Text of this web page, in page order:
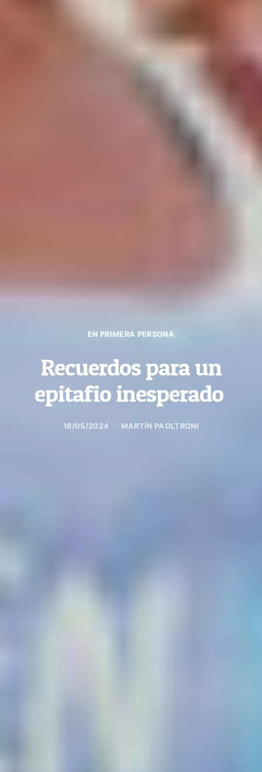
EN PRIMERA PERSONA
Recuerdos para un
epitafio inesperado
16/05/2024 MARTÍN PAOLTRONI